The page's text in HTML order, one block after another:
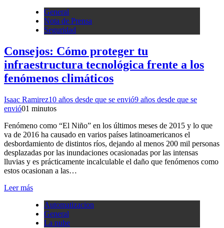
General
Nota de Prensa
Seguridad
Consejos: Cómo proteger tu
infraestructura tecnológica frente a los
fenómenos climáticos
Isaac Ramirez10 años desde que se envió9 años desde que se
envió01 minutos
Fenómeno como “El Niño” en los últimos meses de 2015 y lo que
va de 2016 ha causado en varios países latinoamericanos el
desbordamiento de distintos ríos, dejando al menos 200 mil personas
desplazadas por las inundaciones ocasionadas por las intensas
lluvias y es prácticamente incalculable el daño que fenómenos como
estos ocasionan a las…
Leer más
Automatizacion
General
La nube